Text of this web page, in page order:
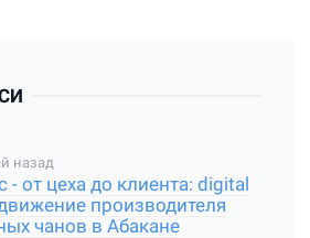
назад
- от цеха до клиента: digital
производителя
чанов в Абакане